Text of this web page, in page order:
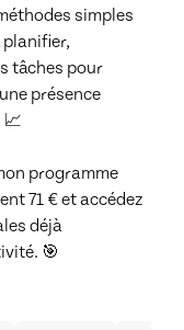
simples
tâches pour
présence
📈
programme
71 € et accédez
déjà
🎯